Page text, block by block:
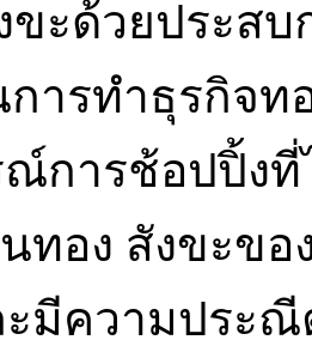
ขะด้วยประส
ารทำธุรกิจ
การช้อปปิ้ง
อง สังขะขอ
มีความประณี